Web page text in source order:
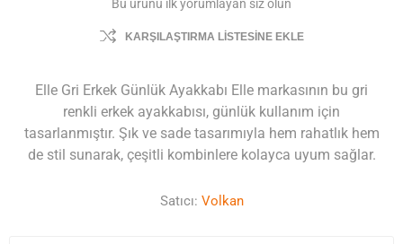
Bu ürünü ilk yorumlayan siz olun
KARŞILAŞTIRMA LISTESINE EKLE
Elle Gri Erkek Günlük Ayakkabı Elle markasının bu gri
renkli erkek ayakkabısı, günlük kullanım için
tasarlanmıştır. Şık ve sade tasarımıyla hem rahatlık hem
de stil sunarak, çeşitli kombinlere kolayca uyum sağlar.
Satıcı: Volkan